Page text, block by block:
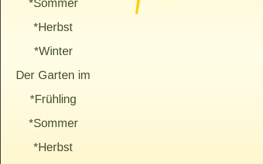
*Sommer
*Herbst
*Winter
Der Garten im
*Frühling
*Sommer
*Herbst